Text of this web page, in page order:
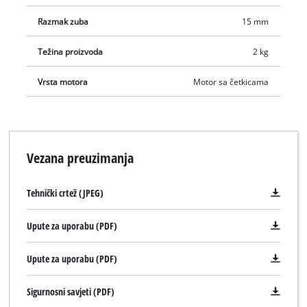
Razmak zuba 15 mm
Težina proizvoda 2 kg
Vrsta motora Motor sa četkicama
Vezana preuzimanja
Tehnički crtež (JPEG)
Upute za uporabu (PDF)
Upute za uporabu (PDF)
Sigurnosni savjeti (PDF)